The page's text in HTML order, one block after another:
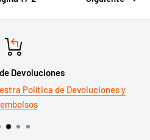
Devoluciones
Política de Devoluciones y